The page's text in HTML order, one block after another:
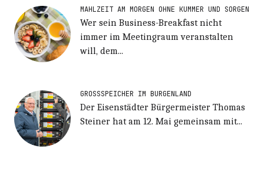
MAHLZEIT AM MORGEN OHNE KUMMER UND SORGEN
Wer sein Business-Breakfast nicht
immer im Meetingraum veranstalten
will, dem...
GROSSSPEICHER IM BURGENLAND
Der Eisenstädter Bürgermeister Thomas
Steiner hat am 12. Mai gemeinsam mit...